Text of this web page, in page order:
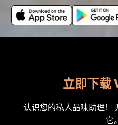
立即下载
认识您的私人品味助理！
它。